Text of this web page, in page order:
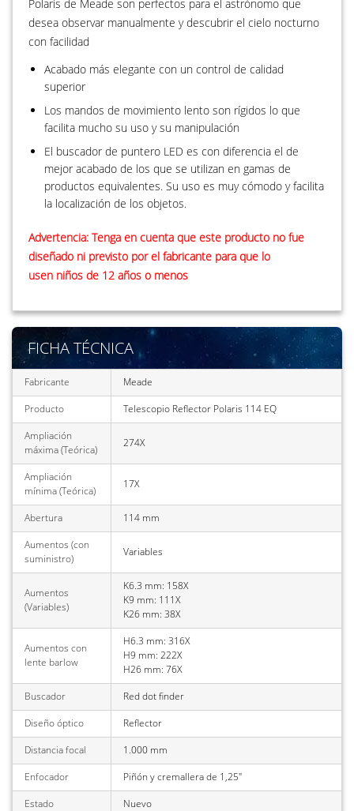
Polaris de Meade son perfectos para el astrónomo que
desea observar manualmente y descubrir el cielo nocturno
con facilidad
Acabado más elegante con un control de calidad
superior
Los mandos de movimiento lento son rígidos lo que
facilita mucho su uso y su manipulación
El buscador de puntero LED es con diferencia el de
mejor acabado de los que se utilizan en gamas de
productos equivalentes. Su uso es muy cómodo y facilita
la localización de los objetos.
Advertencia: Tenga en cuenta que este producto no fue
diseñado ni previsto por el fabricante para que lo
usen niños de 12 años o menos
FICHA TÉCNICA
Fabricante
Meade
Producto
Telescopio Reflector Polaris 114 EQ
Ampliación
máxima (Teórica)
274X
Ampliación
mínima (Teórica)
17X
Abertura
114 mm
Aumentos (con
suministro)
Variables
Aumentos
(Variables)
K6.3 mm: 158X
K9 mm: 111X
K26 mm: 38X
Aumentos con
lente barlow
H6.3 mm: 316X
H9 mm: 222X
H26 mm: 76X
Buscador
Red dot finder
Diseño óptico
Reflector
Distancia focal
1.000 mm
Enfocador
Piñón y cremallera de 1,25"
Estado
Nuevo